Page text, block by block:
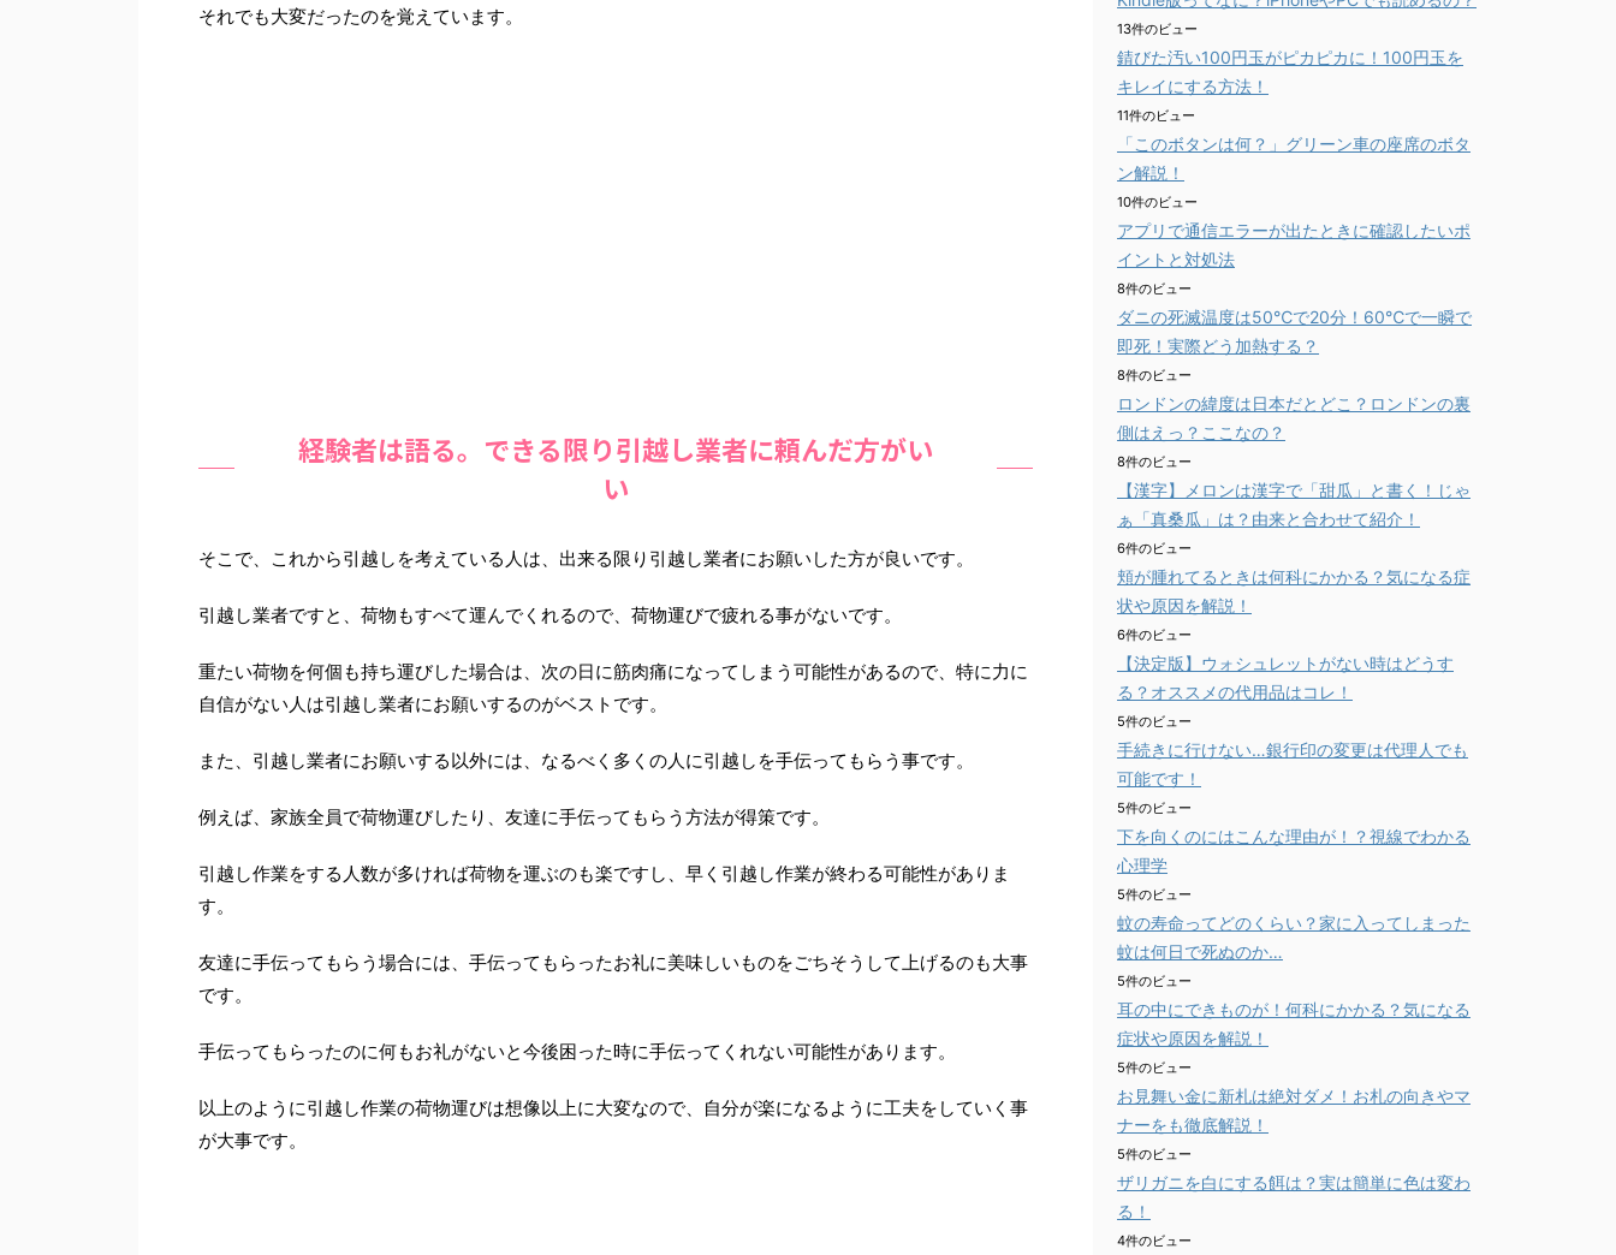
それでも大変だったのを覚えています。
経験者は語る。できる限り引越し業者に頼んだ方がい
い
そこで、これから引越しを考えている人は、出来る限り引越し業者にお願いした方が良いです。
引越し業者ですと、荷物もすべて運んでくれるので、荷物運びで疲れる事がないです。
重たい荷物を何個も持ち運びした場合は、次の日に筋肉痛になってしまう可能性があるので、特に力に
自信がない人は引越し業者にお願いするのがベストです。
また、引越し業者にお願いする以外には、なるべく多くの人に引越しを手伝ってもらう事です。
例えば、家族全員で荷物運びしたり、友達に手伝ってもらう方法が得策です。
引越し作業をする人数が多ければ荷物を運ぶのも楽ですし、早く引越し作業が終わる可能性がありま
す。
友達に手伝ってもらう場合には、手伝ってもらったお礼に美味しいものをごちそうして上げるのも大事
です。
手伝ってもらったのに何もお礼がないと今後困った時に手伝ってくれない可能性があります。
以上のように引越し作業の荷物運びは想像以上に大変なので、自分が楽になるように工夫をしていく事
が大事です。
13件のビュー
錆びた汚い100円玉がピカピカに！100円玉を
キレイにする方法！
11件のビュー
「このボタンは何？」グリーン車の座席のボタ
ン解説！
10件のビュー
アプリで通信エラーが出たときに確認したいポ
イントと対処法
8件のビュー
ダニの死滅温度は50℃で20分！60℃で一瞬で
即死！実際どう加熱する？
8件のビュー
ロンドンの緯度は日本だとどこ？ロンドンの裏
側はえっ？ここなの？
8件のビュー
【漢字】メロンは漢字で「甜瓜」と書く！じゃ
ぁ「真桑瓜」は？由来と合わせて紹介！
6件のビュー
頬が腫れてるときは何科にかかる？気になる症
状や原因を解説！
6件のビュー
【決定版】ウォシュレットがない時はどうす
る？オススメの代用品はコレ！
5件のビュー
手続きに行けない…銀行印の変更は代理人でも
可能です！
5件のビュー
下を向くのにはこんな理由が！？視線でわかる
心理学
5件のビュー
蚊の寿命ってどのくらい？家に入ってしまった
蚊は何日で死ぬのか…
5件のビュー
耳の中にできものが！何科にかかる？気になる
症状や原因を解説！
5件のビュー
お見舞い金に新札は絶対ダメ！お札の向きやマ
ナーをも徹底解説！
5件のビュー
ザリガニを白にする餌は？実は簡単に色は変わ
る！
4件のビュー